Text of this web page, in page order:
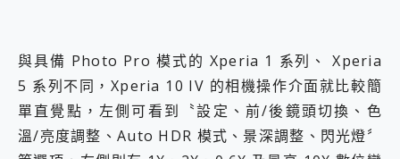
與具備 Photo Pro 模式的 Xperia 1 系列、 Xperia
5 系列不同，Xperia 10 IV 的相機操作介面就比較簡
單直覺點，左側可看到〝設定、前/後鏡頭切換、色
溫/亮度調整、Auto HDR 模式、景深調整、閃光燈〞